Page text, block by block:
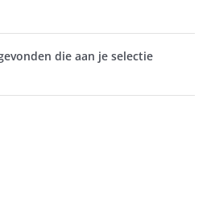
die aan je selectie